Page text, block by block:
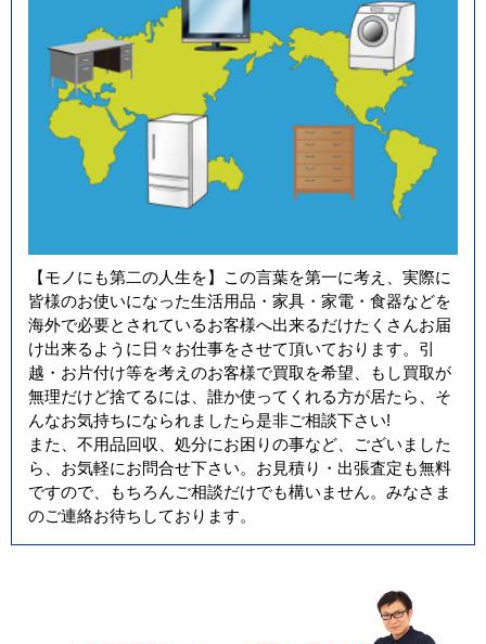
【モノにも第二の人生を】この言葉を第一に考え、実際に
皆様のお使いになった生活用品・家具・家電・食器などを
海外で必要とされているお客様へ出来るだけたくさんお届
け出来るように日々お仕事をさせて頂いております。引
越・お片付け等を考えのお客様で買取を希望、もし買取が
無理だけど捨てるには、誰か使ってくれる方が居たら、そ
んなお気持ちになられましたら是非ご相談下さい!
また、不用品回収、処分にお困りの事など、ございました
ら、お気軽にお問合せ下さい。お見積り・出張査定も無料
ですので、もちろんご相談だけでも構いません。みなさま
のご連絡お待ちしております。